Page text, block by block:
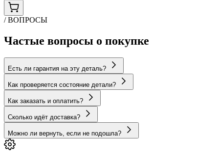
/ ВОПРОСЫ
Частые вопросы о покупке
Есть ли гарантия на эту деталь?
Как проверяется состояние детали?
Как заказать и оплатить?
Сколько идёт доставка?
Можно ли вернуть, если не подошла?